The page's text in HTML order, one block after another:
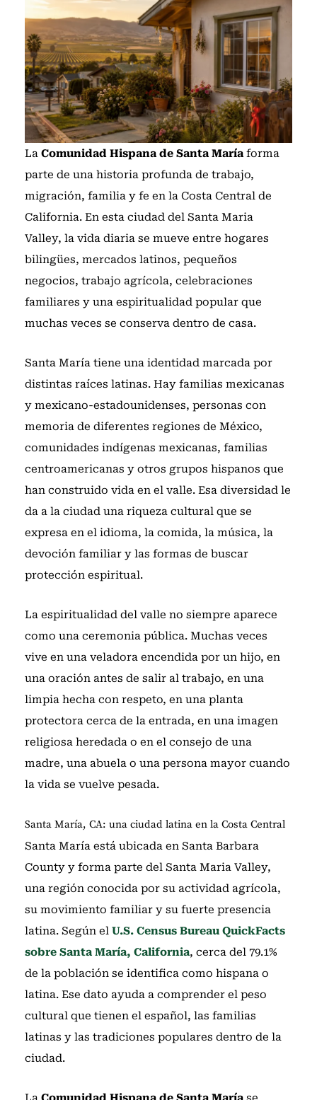
La Comunidad Hispana de Santa Maríaforma
parte de una historia profunda de trabajo,
migración, familia y fe en la Costa Central de
California. En esta ciudad del Santa Maria
Valley, la vida diaria se mueve entre hogares
bilingües, mercados latinos, pequeños
negocios, trabajo agrícola, celebraciones
familiares y una espiritualidad popular que
muchas veces se conserva dentro de casa.
Santa María tiene una identidad marcada por
distintas raíces latinas. Hay familias mexicanas
y mexicano-estadounidenses, personas con
memoria de diferentes regiones de México,
comunidades indígenas mexicanas, familias
centroamericanas y otros grupos hispanos que
han construido vida en el valle. Esa diversidad le
da a la ciudad una riqueza cultural que se
expresa en el idioma, la comida, la música, la
devoción familiar y las formas de buscar
protección espiritual.
La espiritualidad del valle no siempre aparece
como una ceremonia pública. Muchas veces
vive en una veladora encendida por un hijo, en
una oración antes de salir al trabajo, en una
limpia hecha con respeto, en una planta
protectora cerca de la entrada, en una imagen
religiosa heredada o en el consejo de una
madre, una abuela o una persona mayor cuando
la vida se vuelve pesada.
Santa María, CA: una ciudad latina en la Costa Central
Santa María está ubicada en Santa Barbara
County y forma parte del Santa Maria Valley,
una región conocida por su actividad agrícola,
su movimiento familiar y su fuerte presencia
latina. Según el U.S. Census Bureau QuickFacts
sobre Santa María, California, cerca del 79.1%
de la población se identifica como hispana o
latina. Ese dato ayuda a comprender el peso
cultural que tienen el español, las familias
latinas y las tradiciones populares dentro de la
ciudad.